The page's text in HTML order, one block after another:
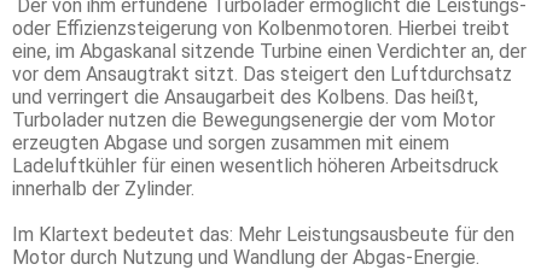
Der von ihm erfundene Turbolader ermöglicht die Leistungs-
oder Effizienzsteigerung von Kolbenmotoren. Hierbei treibt
eine, im Abgaskanal sitzende Turbine einen Verdichter an, der
vor dem Ansaugtrakt sitzt. Das steigert den Luftdurchsatz
und verringert die Ansaugarbeit des Kolbens. Das heißt,
Turbolader nutzen die Bewegungsenergie der vom Motor
erzeugten Abgase und sorgen zusammen mit einem
Ladeluftkühler für einen wesentlich höheren Arbeitsdruck
innerhalb der Zylinder.
Im Klartext bedeutet das: Mehr Leistungsausbeute für den
Motor durch Nutzung und Wandlung der Abgas-Energie.